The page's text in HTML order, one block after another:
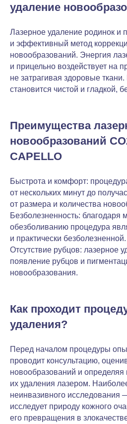
удаление
Лазерное удаление родинок и
и эффективный метод
новообразований. Энергия
и прицельно воздействует на
не затрагивая здоровые ткани.
становится чистой и гладкой,
Преимущества
новообразований
CAPELLO
Быстрота и комфорт:
от нескольких минут до
от размера и количества
Безболезненность: благодаря
обезболиванию процедура
и практически безболезненной.
Отсутствие рубцов: лазерное
появление рубцов и
новообразования.
Как проходит
удаления?
Перед началом процедуры
проводит консультацию,
новообразований и определяя
их удаления лазером.
неинвазивного исследования
исследует природу кожного
его превращения в